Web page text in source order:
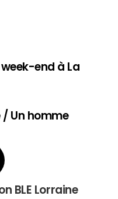
week-end à La
Un homme
BLE Lorraine